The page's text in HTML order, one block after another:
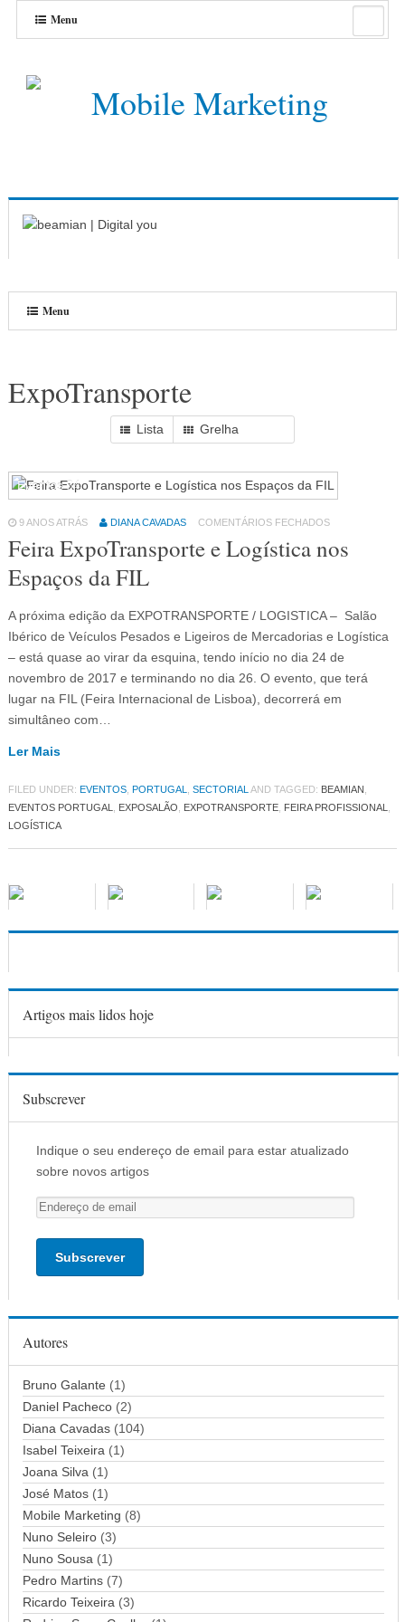
Menu
Menu
ExpoTransporte
Lista Grelha
Eventos64
9 ANOS ATRÁS DIANA CAVADAS COMENTÁRIOS FECHADOS
Feira ExpoTransporte e Logística nos
Espaços da FIL
A próxima edição da EXPOTRANSPORTE / LOGISTICA – Salão
Ibérico de Veículos Pesados e Ligeiros de Mercadorias e Logística
– está quase ao virar da esquina, tendo início no dia 24 de
novembro de 2017 e terminando no dia 26. O evento, que terá
lugar na FIL (Feira Internacional de Lisboa), decorrerá em
simultâneo com…
Ler Mais
FILED UNDER: EVENTOS, PORTUGAL SECTORIAL AND TAGGED: BEAMIAN
EVENTOS PORTUGAL
EXPOSALÃO EXPOTRANSPORTE, FEIRA PROFISSIONAL
LOGÍSTICA
Artigos mais lidos hoje
Subscrever
Indique o seu endereço de email para estar atualizado
sobre novos artigos
E
n
d
o
d
e
e
m
a
i
l
Autores
Bruno Galante (1)
Daniel Pacheco(2)
Diana Cavadas(104)
Isabel Teixeira (1)
Joana Silva (1)
José Matos(1)
Mobile Marketing (8)
Nuno Seleiro(3)
Nuno Sousa (1)
Pedro Martins(7)
Ricardo Teixeira (3)